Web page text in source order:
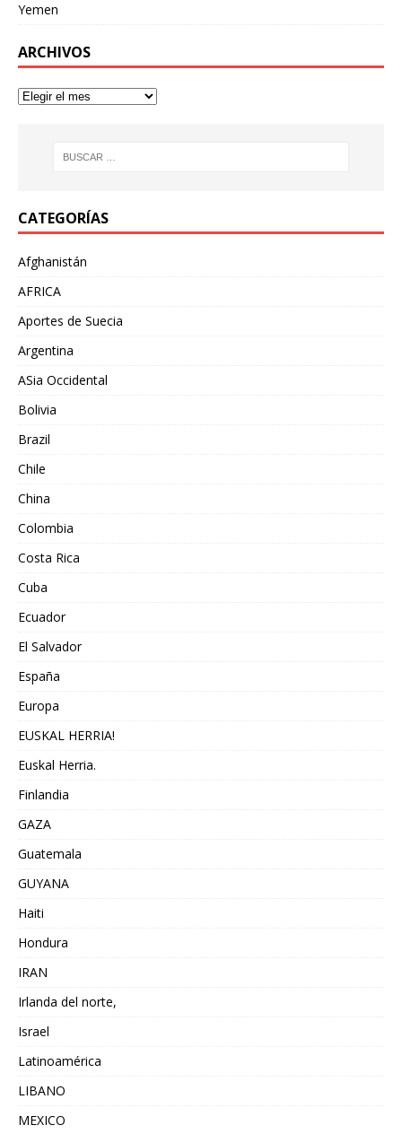
Yemen
ARCHIVOS
CATEGORÍAS
Afghanistán
AFRICA
Aportes de Suecia
Argentina
ASia Occidental
Bolivia
Brazil
Chile
China
Colombia
Costa Rica
Cuba
Ecuador
El Salvador
España
Europa
EUSKAL HERRIA!
Euskal Herria.
Finlandia
GAZA
Guatemala
GUYANA
Haiti
Hondura
IRAN
Irlanda del norte,
Israel
Latinoamérica
LIBANO
MEXICO